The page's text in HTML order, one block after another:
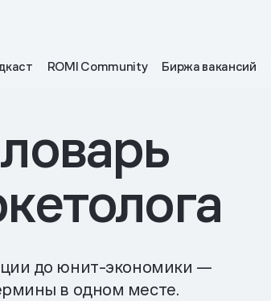
ROMI Community Биржа вакансий
до юнит-экономики —
в одном месте.